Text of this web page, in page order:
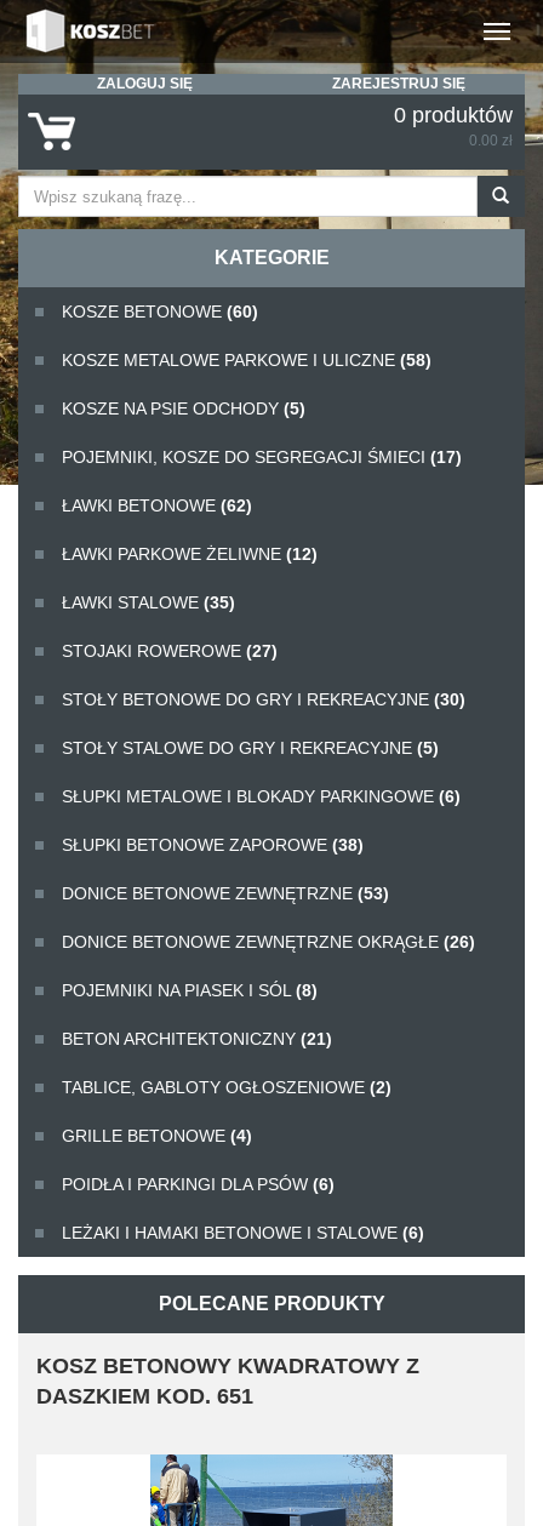
Rozwiń
ZALOGUJ SIĘ ZAREJESTRUJ SIĘ
0 produktów
0.00 zł
KATEGORIE
KOSZE BETONOWE (60)
KOSZE METALOWE PARKOWE I ULICZNE (58)
KOSZE NA PSIE ODCHODY (5)
POJEMNIKI, KOSZE DO SEGREGACJI ŚMIECI (17)
ŁAWKI BETONOWE (62)
ŁAWKI PARKOWE ŻELIWNE (12)
ŁAWKI STALOWE (35)
STOJAKI ROWEROWE (27)
STOŁY BETONOWE DO GRY I REKREACYJNE (30)
STOŁY STALOWE DO GRY I REKREACYJNE (5)
SŁUPKI METALOWE I BLOKADY PARKINGOWE (6)
SŁUPKI BETONOWE ZAPOROWE (38)
DONICE BETONOWE ZEWNĘTRZNE (53)
DONICE BETONOWE ZEWNĘTRZNE OKRĄGŁE (26)
POJEMNIKI NA PIASEK I SÓL (8)
BETON ARCHITEKTONICZNY (21)
TABLICE, GABLOTY OGŁOSZENIOWE (2)
GRILLE BETONOWE (4)
POIDŁA I PARKINGI DLA PSÓW (6)
LEŻAKI I HAMAKI BETONOWE I STALOWE (6)
POLECANE PRODUKTY
KOSZ BETONOWY 70L POZ